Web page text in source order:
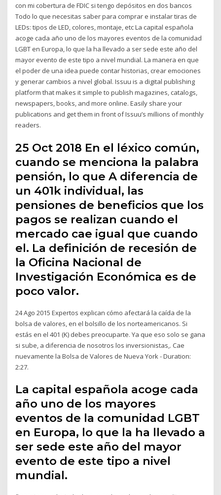
con mi cobertura de FDIC si tengo depósitos en dos bancos
Todo lo que necesitas saber para comprar e instalar tiras de
LEDs: tipos de LED, colores, montaje, etc La capital española
acoge cada año uno de los mayores eventos de la comunidad
LGBT en Europa, lo que la ha llevado a ser sede este año del
mayor evento de este tipo a nivel mundial. La manera en que
el poder de una idea puede contar historias, crear emociones
y generar cambios a nivel global. Issuu is a digital publishing
platform that makes it simple to publish magazines, catalogs,
newspapers, books, and more online. Easily share your
publications and get them in front of Issuu’s millions of monthly
readers.
25 Oct 2018 En el léxico común,
cuando se menciona la palabra
pensión, lo que A diferencia de
un 401k individual, las
pensiones de beneficios que los
pagos se realizan cuando el
mercado cae igual que cuando
el. La definición de recesión de
la Oficina Nacional de
Investigación Económica es de
poco valor.
24 Ago 2015 Expertos explican cómo afectará la caída de la
bolsa de valores, en el bolsillo de los norteamericanos. Si
estás en el 401 (K) debes preocuparte. Ya que eso solo se gana
si sube, a diferencia de nosotros los inversionistas,. Cae
nuevamente la Bolsa de Valores de Nueva York - Duration:
2:27.
La capital española acoge cada
año uno de los mayores
eventos de la comunidad LGBT
en Europa, lo que la ha llevado a
ser sede este año del mayor
evento de este tipo a nivel
mundial.